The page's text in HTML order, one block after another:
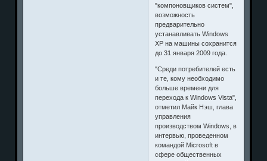
"компоновщиков систем",
возможность
предварительно
устанавливать Windows
XP на машины сохранится
до 31 января 2009 года.
"Среди потребителей есть
и те, кому необходимо
больше времени для
перехода к Windows Vista",
отметил Майк Нэш, глава
управления
производством Windows, в
интервью, проведенном
командой Microsoft в
сфере общественных